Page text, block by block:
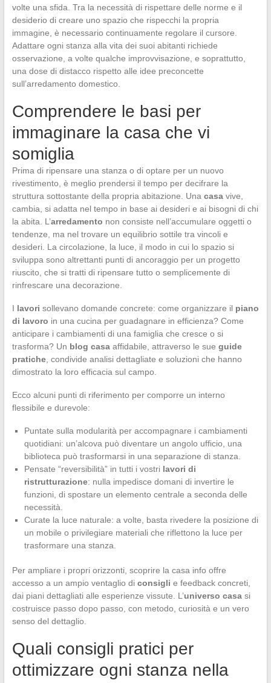
volte una sfida. Tra la necessità di rispettare delle norme e il
desiderio di creare uno spazio che rispecchi la propria
immagine, è necessario continuamente regolare il cursore.
Adattare ogni stanza alla vita dei suoi abitanti richiede
osservazione, a volte qualche improvvisazione, e soprattutto,
una dose di distacco rispetto alle idee preconcette
sull’arredamento domestico.
Comprendere le basi per
immaginare la casa che vi
somiglia
Prima di ripensare una stanza o di optare per un nuovo
rivestimento, è meglio prendersi il tempo per decifrare la
struttura sottostante della propria abitazione. Una casavive,
cambia, si adatta nel tempo in base ai desideri e ai bisogni di chi
la abita. L’arredamento non consiste nell’accumulare oggetti o
tendenze, ma nel trovare un equilibrio sottile tra vincoli e
desideri. La circolazione, la luce, il modo in cui lo spazio si
sviluppa sono altrettanti punti di ancoraggio per un progetto
riuscito, che si tratti di ripensare tutto o semplicemente di
rinfrescare una decorazione.
I lavori sollevano domande concrete: come organizzare il piano
di lavoro in una cucina per guadagnare in efficienza? Come
anticipare i cambiamenti di una famiglia che cresce o si
trasforma? Un blog casaaffidabile, attraverso le sue guide
pratiche, condivide analisi dettagliate e soluzioni che hanno
dimostrato la loro efficacia sul campo.
Ecco alcuni punti di riferimento per comporre un interno
flessibile e durevole:
Puntate sulla modularità per accompagnare i cambiamenti
quotidiani: un’alcova può diventare un angolo ufficio, una
biblioteca può trasformarsi in una separazione di stanza.
Pensate “reversibilità” in tutti i vostri lavori di
ristrutturazione: nulla impedisce domani di invertire le
funzioni, di spostare un elemento centrale a seconda delle
necessità.
Curate la luce naturale: a volte, basta rivedere la posizione di
un mobile o privilegiare materiali che riflettono la luce per
trasformare una stanza.
Per ampliare i propri orizzonti, scoprire la casa info offre
accesso a un ampio ventaglio di consigli e feedback concreti,
dai piani dettagliati alle esperienze vissute. L’universo casasi
costruisce passo dopo passo, con metodo, curiosità e un vero
senso del dettaglio.
Quali consigli pratici per
ottimizzare ogni stanza nella